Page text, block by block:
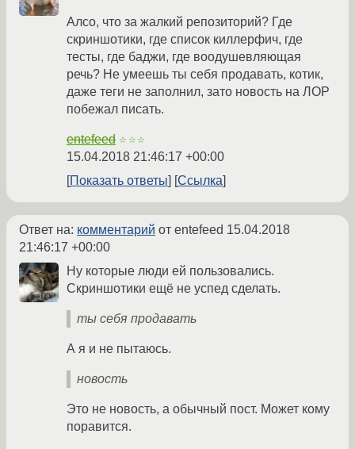
Алсо, что за жалкий репозиторий? Где
скриншотики, где список киллерфич, где
тесты, где баджи, где воодушевляющая
речь? Не умеешь ты себя продавать, котик,
даже теги не заполнил, зато новость на ЛОР
побежал писать.
entefeed ☆☆☆
15.04.2018 21:46:17 +00:00
Показать ответы
Ссылка
Ответ на: комментарий от entefeed 15.04.2018
21:46:17 +00:00
Ну которые люди ей пользовались.
Скриншотики ещё не успед сделать.
ты себя продавать
А я и не пытаюсь.
новость
Это не новость, а обычный пост. Может кому
поравится.